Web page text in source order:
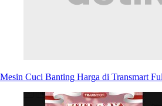
Mesin Cuci Banting Harga di Transmart